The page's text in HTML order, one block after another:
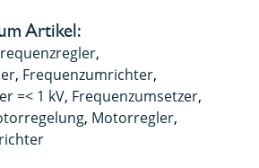
Artikel:
,
, Frequenzumrichter,
=< 1 kV, Frequenzumsetzer,
, Motorregler,